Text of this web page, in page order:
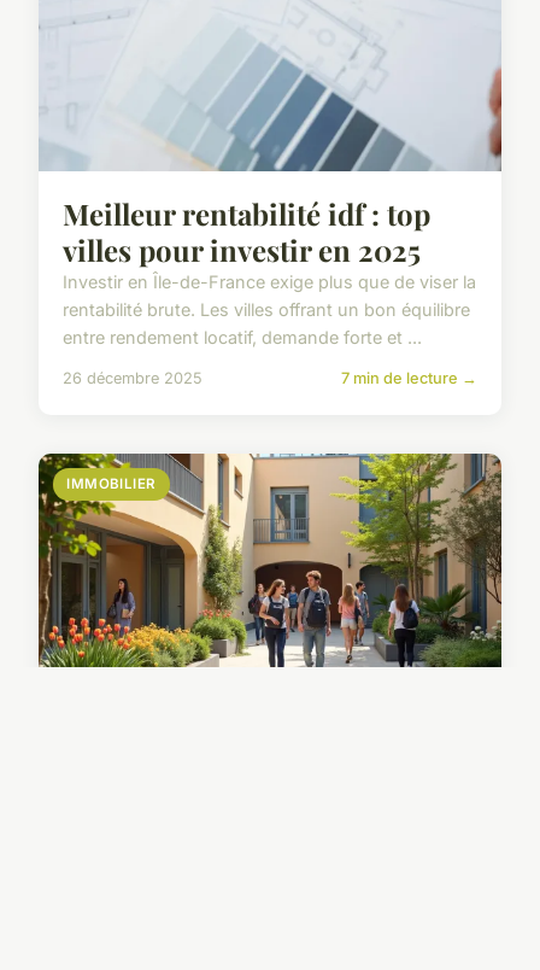
Meilleur rentabilité idf : top
villes pour investir en 2025
Investir en Île-de-France exige plus que de viser la
rentabilité brute. Les villes offrant un bon équilibre
entre rendement locatif, demande forte et ...
26 décembre 2025 7 min de lecture →
IMMOBILIER